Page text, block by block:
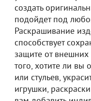
создать
подойдет под
Раскрашивание
способствует
защите от внешних
того, хотите ли вы
или стульев,
игрушки,